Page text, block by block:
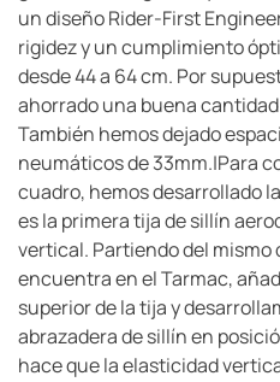
un diseño Rider-First
rigidez y un cumplimiento
desde 44 a 64 cm. Por
ahorrado una buena
También hemos dejado
neumáticos de 33mm.|Para
cuadro, hemos desarrollado
es la primera tija de sillín
vertical. Partiendo del mismo
encuentra en el Tarmac,
superior de la tija y
abrazadera de sillín en
hace que la elasticidad